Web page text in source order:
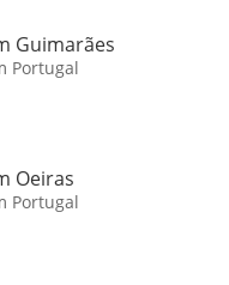
Guimarães
Portugal
Oeiras
Portugal